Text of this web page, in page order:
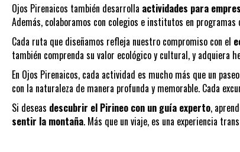
Ojos Pirenaicos también desarrolla actividades para
Además, colaboramos con colegios e institutos en programas
Cada ruta que diseñamos refleja nuestro compromiso con el
también comprenda su valor ecológico y cultural, y adquiera
En Ojos Pirenaicos, cada actividad es mucho más que un
con la naturaleza de manera profunda y memorable. Cada
Si deseas descubrir el Pirineo con un guía experto,
sentir la montaña. Más que un viaje, es una experiencia